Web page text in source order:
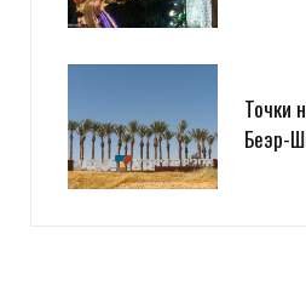
Точки
Беэр-